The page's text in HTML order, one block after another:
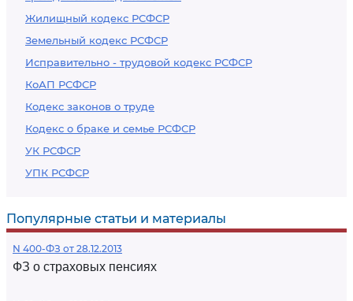
Жилищный кодекс РСФСР
Земельный кодекс РСФСР
Исправительно - трудовой кодекс РСФСР
КоАП РСФСР
Кодекс законов о труде
Кодекс о браке и семье РСФСР
УК РСФСР
УПК РСФСР
Популярные статьи и материалы
N 400-ФЗ от 28.12.2013
ФЗ о страховых пенсиях